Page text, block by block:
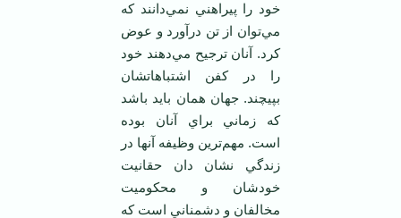
خود را پيراهني نمي‌دانند که
مي‌توان از تن درآورد و عوض
کرد. آنان ترجيح مي‌دهند خود
را در کفن اشتباهاتشان
بپيچند. جهان همان بايد باشد
که زماني براي آنان بوده
است. مهم‌ترين وظيفه آنها در
زندگي نشان دان حقانيت
خودشان و محکوميت
مخالفان و دشمناني است که